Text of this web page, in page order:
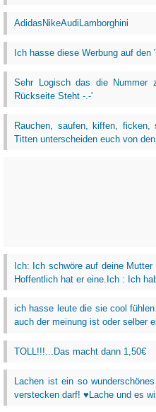
AdidasNikeAudiLamborghini
Ich hasse diese Werbung auf
Sehr Logisch das die Nummer
Rückseite Steht -.-'
Rauchen, saufen, kiffen,
Titten unterscheiden euch von
Ich: Ich schwöre auf deine
Hoffentlich hat er eine.Ich : Ich
ich hasse leute die sie cool
auch der meinung ist oder selber
TOLL!!!...Das macht dann 1,50€
Lachen ist ein so
verstecken darf! ♥Lache und es